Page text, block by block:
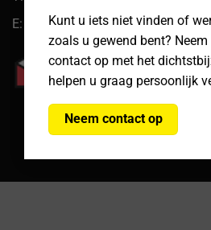
Kunt u iets niet vinden of
zoals u gewend bent?
contact op met het
helpen u graag persoonlijk
Neem contact op
E: klantenservice@packcenter.nl